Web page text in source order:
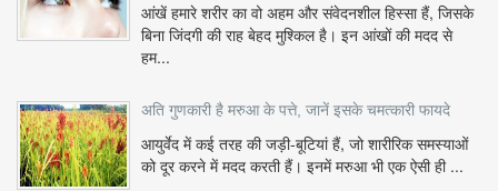
आंखें हमारे शरीर का वो अहम और संवेदनशील हिस्सा हैं, जिसके
बिना जिंदगी की राह बेहद मुश्किल है। इन आंखों की मदद से
हम...
अति गुणकारी है मरुआ के पत्ते, जानें इसके चमत्कारी फायदे
आयुर्वेद में कई तरह की जड़ी-बूटियां हैं, जो शारीरिक समस्याओं
को दूर करने में मदद करती हैं। इनमें मरुआ भी एक ऐसी ही ...